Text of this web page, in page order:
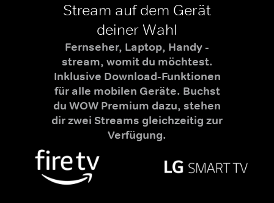
Stream auf dem Gerät
deiner Wahl
Fernseher, Laptop, Handy -
stream, womit du möchtest.
Inklusive Download-Funktionen
für alle mobilen Geräte. Buchst
du WOW Premium dazu, stehen
dir zwei Streams gleichzeitig zur
Verfügung.